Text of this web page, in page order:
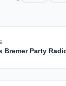
Bremer Party